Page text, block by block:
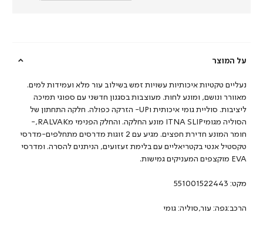
על המוצר
נעליים טקטיות איכותיות עשויות זמש בשילוב עור מלא ועמידות למים.
מאוורר ונושם, ומונע לחות. מעוצבות בסגנון חדשני עם ספוגי תמיכה
ליציבות. סוליית גומי איכותית וUP- הזרקה כפולה. חלקה התחתון של
הסוליה מגומיITNA SLIP מונע החלקה. והחלק הפנימי מRALVAK,-
חומר המונע חדירת חפצים. מגיע עם 2 זוגות מדרסים מתחלפים-מדרסי
טקסטיל אנטי בקטריאליים עם בלימת זעזועים, הניתנים להסרה. ומדרסי
EVA מוקצפים המעניקים גמישות.
מקט: 551001522443
הרכב:גפה: עור,סוליה: גומי